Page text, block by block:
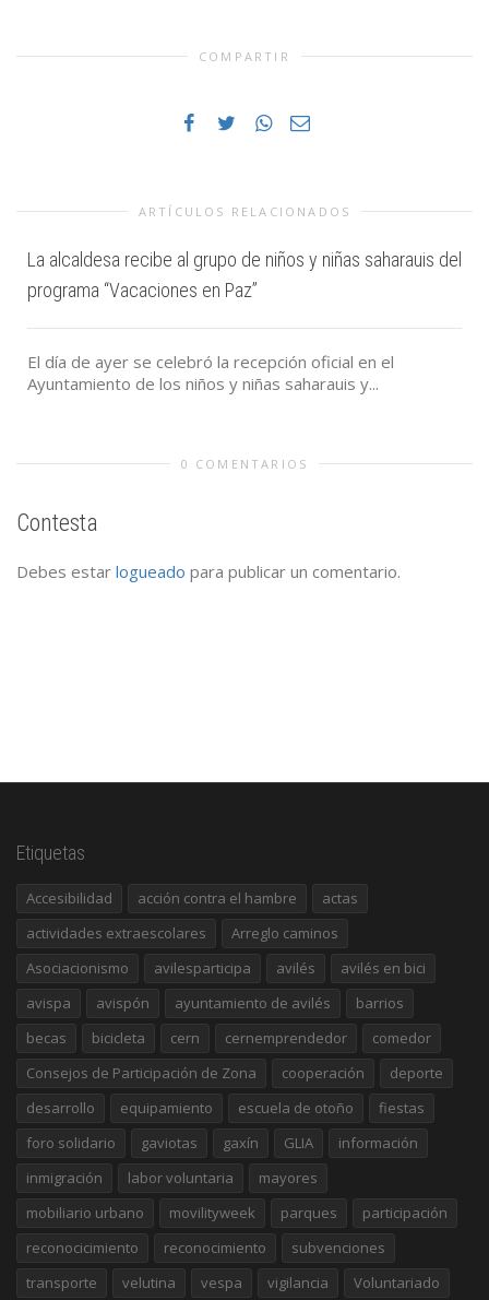
COMPARTIR
ARTÍCULOS RELACIONADOS
La alcaldesa recibe al grupo de niños y niñas saharauis del
programa “Vacaciones en Paz”
El día de ayer se celebró la recepción oficial en el
Ayuntamiento de los niños y niñas saharauis y...
0 COMENTARIOS
Contesta
Debes estar logueado para publicar un comentario.
Etiquetas
Accesibilidad acción contra el hambre
actas
actividades extraescolares
Arreglo caminos
Asociacionismo
avilesparticipa avilés
avilés en bici
avispa
avispón ayuntamiento de avilés
barrios
becas
bicicleta cern cernemprendedor
comedor
Consejos de Participación de Zona
cooperación
deporte
desarrollo
equipamiento escuela de otoño
fiestas
foro solidario
gaviotas gaxín GLIA
información
inmigración
labor voluntaria
mayores
mobiliario urbano
movilityweek parques
participación
reconocicimiento
reconocimiento
subvenciones
transporte
velutina vespa vigilancia Voluntariado